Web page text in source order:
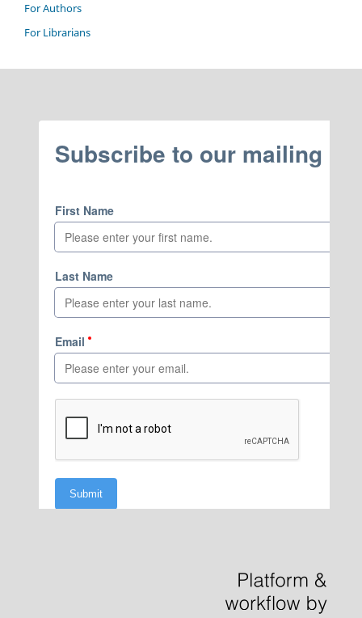
For Authors
For Librarians